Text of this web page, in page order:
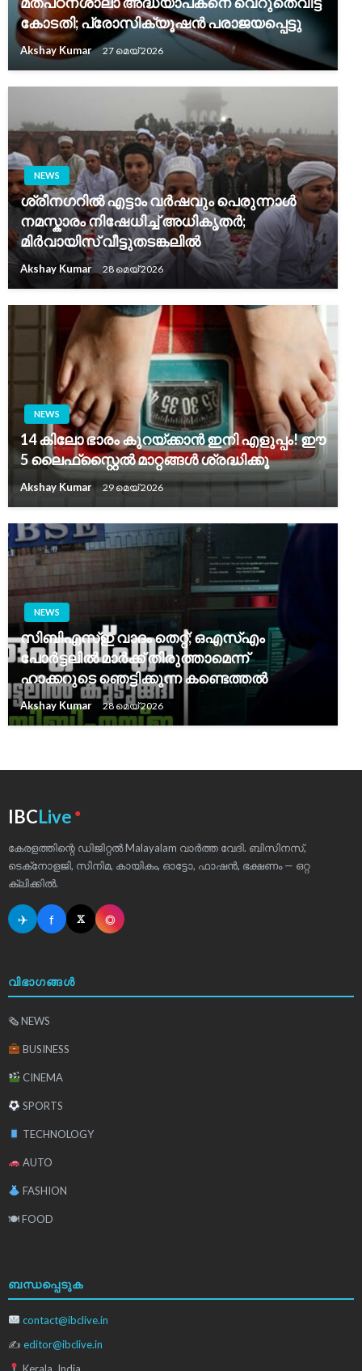
കോടതി; പ്രോസിക്യൂഷൻ പരാജയപ്പെട്ടു
Akshay Kumar 27 മെയ്‌ 2026
NEWS
ശ്രീനഗറിൽ എട്ടാം വർഷവും പെരുന്നാൾ
നമസ്കാരം നിഷേധിച്ച് അധികൃതർ;
മിർവായിസ് വീട്ടുതടങ്കലിൽ
Akshay Kumar 28 മെയ്‌ 2026
NEWS
14 കിലോ ഭാരം കുറയ്ക്കാൻ ഇനി എളുപ്പം! ഈ
5 ലൈഫ്‌സ്റ്റൈൽ മാറ്റങ്ങൾ ശ്രദ്ധിക്കൂ
Akshay Kumar 29 മെയ്‌ 2026
NEWS
സിബിഎസ്ഇ വാദം തെറ്റ്; ഒഎസ്എം
പോർട്ടലിൽ മാർക്ക് തിരുത്താമെന്ന്
ഹാക്കറുടെ ഞെട്ടിക്കുന്ന കണ്ടെത്തൽ
Akshay Kumar 28 മെയ്‌ 2026
IBCLive ●
കേരളത്തിന്റെ ഡിജിറ്റൽ Malayalam വാർത്ത വേദി. ബിസിനസ്,
ടെക്‌നോളജി, സിനിമ, കായികം, ഓട്ടോ, ഫാഷൻ, ഭക്ഷണം — ഒറ്റ
ക്ലിക്കിൽ.
✈ f 𝕏 ◎
വിഭാഗങ്ങൾ
🗞 NEWS
BUSINESS
CINEMA
SPORTS
TECHNOLOGY
AUTO
FASHION
🍽 FOOD
ബന്ധപ്പെടുക
contact@ibclive.in
✍ editor@ibclive.in